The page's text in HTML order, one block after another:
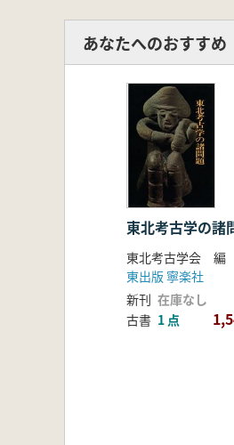
小山元
浦西
第Ⅲ部 祝
山
粟村
第Ⅳ部 岡
岡﨑晋明
あなたへのおすすめ
東北考古学の諸
東北考古学会 編
東出版 寧楽社
新刊 在庫なし
古書 1 点